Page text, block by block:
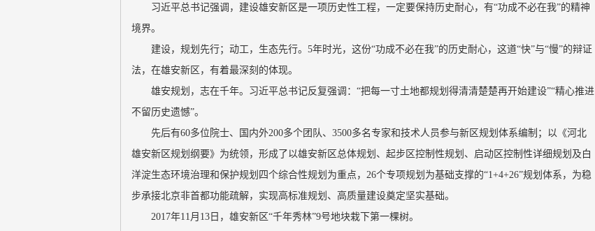
习近平总书记强调，建设雄安新区是一项历史性工程，一定要保持历史耐心，有“功成不必在我”的精神
境界。
建设，规划先行；动工，生态先行。5年时光，这份“功成不必在我”的历史耐心，这道“快”与“慢”的辩证
法，在雄安新区，有着最深刻的体现。
雄安规划，志在千年。习近平总书记反复强调：“把每一寸土地都规划得清清楚楚再开始建设”“精心推进
不留历史遗憾”。
先后有60多位院士、国内外200多个团队、3500多名专家和技术人员参与新区规划体系编制；以《河北
雄安新区规划纲要》为统领，形成了以雄安新区总体规划、起步区控制性规划、启动区控制性详细规划及白
洋淀生态环境治理和保护规划四个综合性规划为重点，26个专项规划为基础支撑的“1+4+26”规划体系，为稳
步承接北京非首都功能疏解，实现高标准规划、高质量建设奠定坚实基础。
2017年11月13日，雄安新区“千年秀林”9号地块栽下第一棵树。